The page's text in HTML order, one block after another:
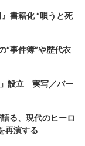
書籍化 “唄うと死
“事件簿”や歴代衣
設立 実写／バー
る、現代のヒーロ
再演する